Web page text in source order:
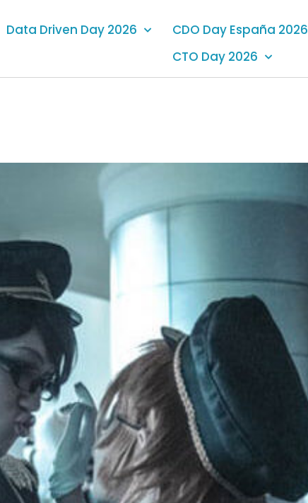
Data Driven Day 2026 CDO Day España 2026
CTO Day 2026